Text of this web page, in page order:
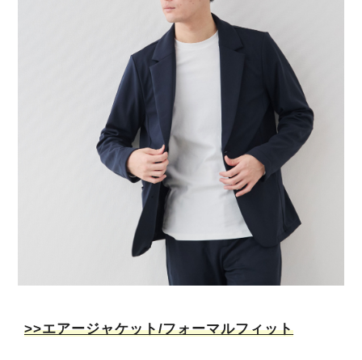
>>エアージャケット/フォーマルフィット